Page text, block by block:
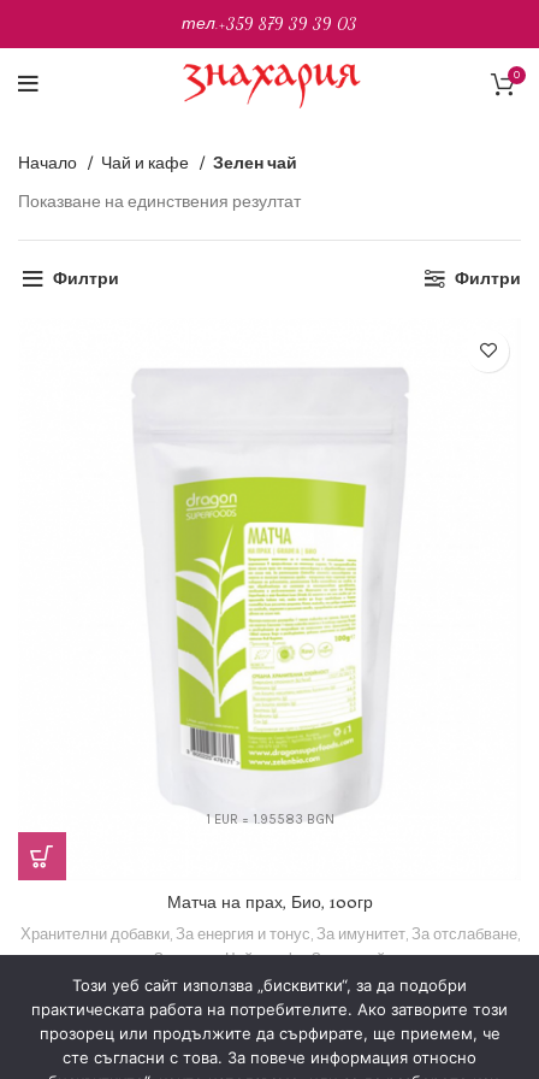
0
Начало Чай и кафе
Зелен чай
Показване на единствения резултат
Филтри Филтри
1 EUR = 1.95583 BGN
Матча на прах, Био, 100гр
Хранителни добавки, За енергия и тонус, За имунитет, За отслабване,
За сърце,Чай и кафе,Зелен чай
13,80€(26,99 лв.)
тел.+359 879 39 39 03
Този уеб сайт използва „бисквитки“, за да подобри
практическата работа на потребителите. Ако затворите този
прозорец или продължите да сърфирате, ще приемем, че
сте съгласни с това. За повече информация относно